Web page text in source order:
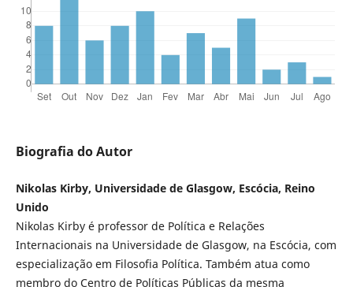
Biografia do Autor
Nikolas Kirby, Universidade de Glasgow, Escócia, Reino
Unido
Nikolas Kirby é professor de Política e Relações
Internacionais na Universidade de Glasgow, na Escócia, com
especialização em Filosofia Política. Também atua como
membro do Centro de Políticas Públicas da mesma